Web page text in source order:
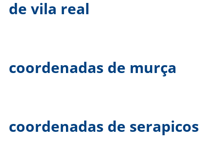
de vila real
coordenadas de murça
coordenadas de serapicos